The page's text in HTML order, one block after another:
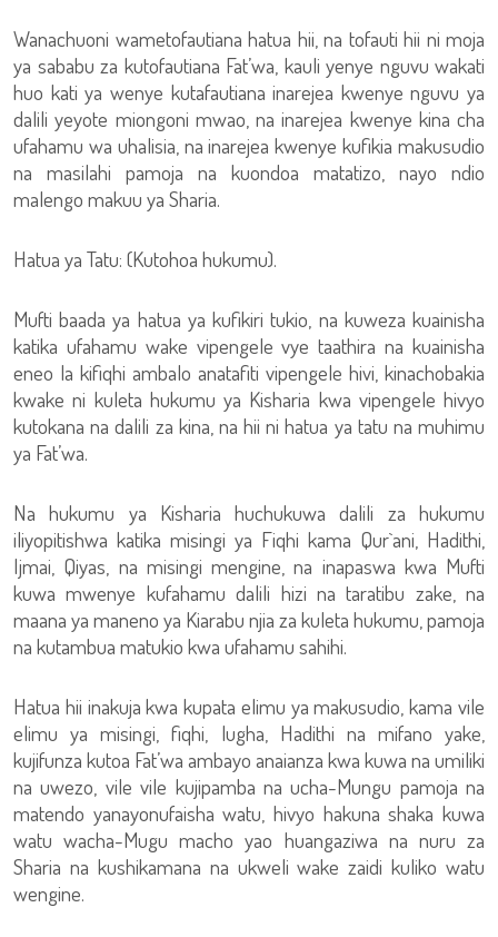
Wanachuoni wametofautiana hatua hii, na tofauti hii ni moja
ya sababu za kutofautiana Fat’wa, kauli yenye nguvu wakati
huo kati ya wenye kutafautiana inarejea kwenye nguvu ya
dalili yeyote miongoni mwao, na inarejea kwenye kina cha
ufahamu wa uhalisia, na inarejea kwenye kufikia makusudio
na masilahi pamoja na kuondoa matatizo, nayo ndio
malengo makuu ya Sharia.
Hatua ya Tatu: (Kutohoa hukumu).
Mufti baada ya hatua ya kufikiri tukio, na kuweza kuainisha
katika ufahamu wake vipengele vye taathira na kuainisha
eneo la kifiqhi ambalo anatafiti vipengele hivi, kinachobakia
kwake ni kuleta hukumu ya Kisharia kwa vipengele hivyo
kutokana na dalili za kina, na hii ni hatua ya tatu na muhimu
ya Fat’wa.
Na hukumu ya Kisharia huchukuwa dalili za hukumu
iliyopitishwa katika misingi ya Fiqhi kama Qur`ani, Hadithi,
Ijmai, Qiyas, na misingi mengine, na inapaswa kwa Mufti
kuwa mwenye kufahamu dalili hizi na taratibu zake, na
maana ya maneno ya Kiarabu njia za kuleta hukumu, pamoja
na kutambua matukio kwa ufahamu sahihi.
Hatua hii inakuja kwa kupata elimu ya makusudio, kama vile
elimu ya misingi, fiqhi, lugha, Hadithi na mifano yake,
kujifunza kutoa Fat’wa ambayo anaianza kwa kuwa na umiliki
na uwezo, vile vile kujipamba na ucha-Mungu pamoja na
matendo yanayonufaisha watu, hivyo hakuna shaka kuwa
watu wacha-Mugu macho yao huangaziwa na nuru za
Sharia na kushikamana na ukweli wake zaidi kuliko watu
wengine.